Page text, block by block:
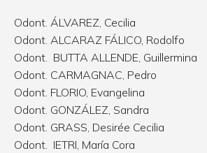
Odont. ÁLVAREZ, Cecilia
Odont. ALCARAZ FÁLICO, Rodolfo
Odont. BUTTA ALLENDE, Guillermina
Odont. CARMAGNAC, Pedro
Odont. FLORIO, Evangelina
Odont. GONZÁLEZ, Sandra
Odont. GRASS, Desirée Cecilia
Odont. IETRI, María Cora